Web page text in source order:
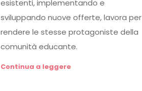
esistenti, implementando e
sviluppando nuove offerte, lavora per
rendere le stesse protagoniste della
comunità educante.
Continua a leggere